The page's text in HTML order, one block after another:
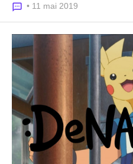
• 11 mai 2019